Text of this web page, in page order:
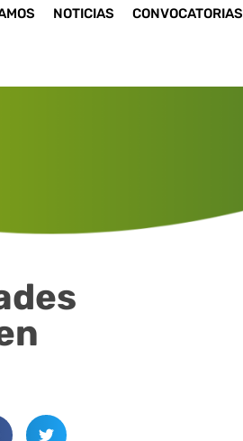
NOTICIAS CONVOCATORIAS